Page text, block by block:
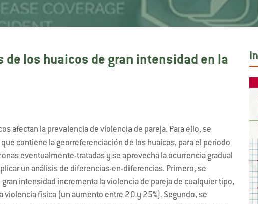
de los huaicos de gran intensidad en la
afectan la prevalencia de violencia de pareja. Para ello, se
que contiene la georreferenciación de los huaicos, para el periodo
eventualmente-tratadas y se aprovecha la ocurrencia gradual
un análisis de diferencias-en-diferencias. Primero, se
intensidad incrementa la violencia de pareja de cualquier tipo,
física (un aumento entre 20 y 25%). Segundo, se